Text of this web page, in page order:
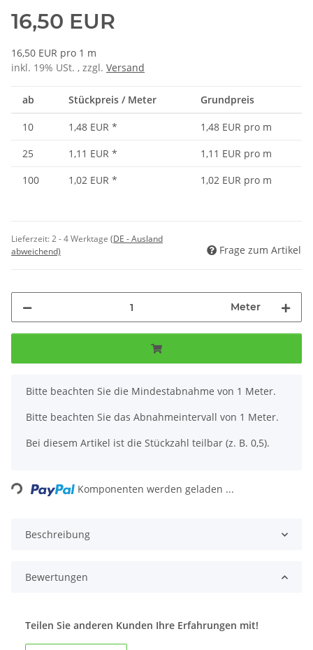
16,50 EUR
16,50 EUR pro 1 m
inkl. 19% USt. , zzgl. Versand
ab Stückpreis / Meter Grundpreis
10 1,48 EUR *
1,48 EUR pro m
25
1,11 EUR *
1,11 EUR pro m
100
1,02 EUR * 1,02 EUR pro m
Lieferzeit:2 - 4 Werktage (DE - Ausland
abweichend)
Frage zum Artikel
Meter
x
Bitte beachten Sie die Mindestabnahme von 1 Meter.
Bitte beachten Sie das Abnahmeintervall von 1 Meter.
Bei diesem Artikel ist die Stückzahl teilbar (z. B. 0,5).
Loading... Komponenten werden geladen ...
Beschreibung
Bewertungen
Teilen Sie anderen Kunden Ihre Erfahrungen mit!